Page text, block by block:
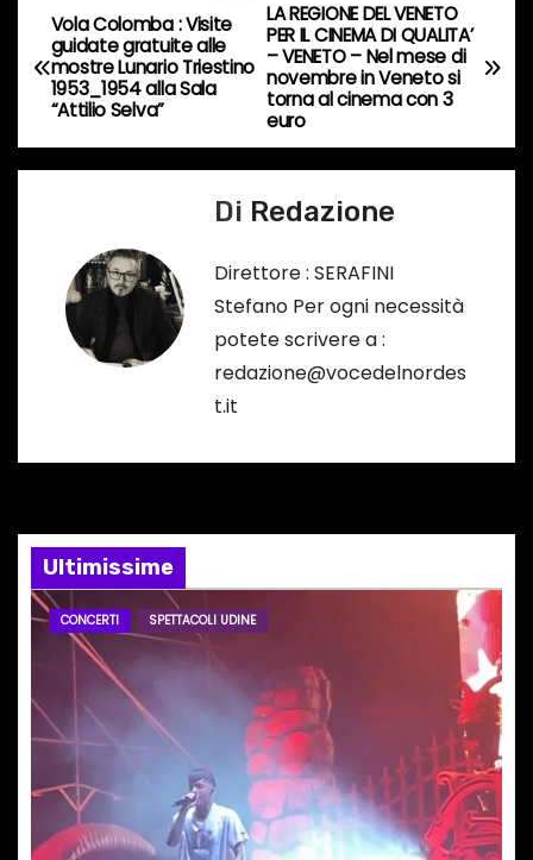
o
r
s
o
…
N
a
i
n
e
a
r
i
c
o
LA REGIONE DEL VENETO
PER IL CINEMA DI QUALITA’
– VENETO – Nel mese di
novembre in Veneto si
torna al cinema con 3
euro
Vola Colomba : Visite
guidate gratuite alle
mostre Lunario Triestino
1953_1954 alla Sala
“Attilio Selva”
Di Redazione
Direttore : SERAFINI
Stefano Per ogni necessità
potete scrivere a :
redazione@vocedelnordes
t.it
Ultimissime
CONCERTI SPETTACOLI UDINE